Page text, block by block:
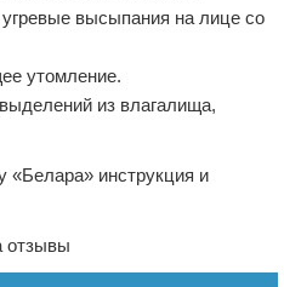
высыпания на лице со
утомление.
из влагалища,
«Белара» инструкция и